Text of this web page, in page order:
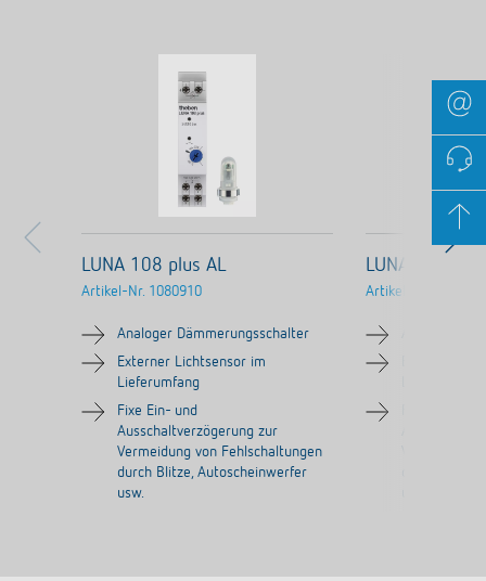
LUNA 108 plus AL
Artikel-Nr. 1080910
Analoger Dämmerungsschalter
Externer Lichtsensor im
Lieferumfang
Fixe Ein- und
Ausschaltverzögerung zur
Vermeidung von Fehlschaltungen
durch Blitze, Autoscheinwerfer
usw.
LUNA 108
Artikel-Nr.